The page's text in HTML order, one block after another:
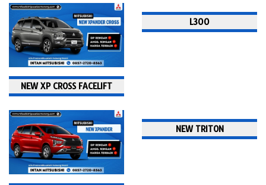
NEW XP CROSS FACELIFT
L300
NEW TRITON